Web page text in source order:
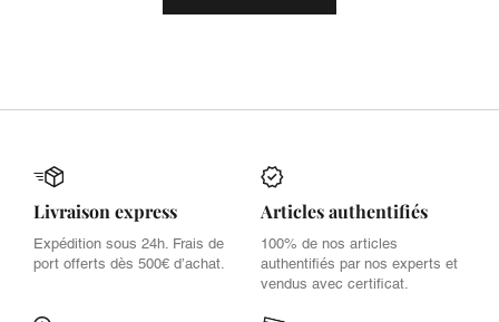
Livraison express
Expédition sous 24h. Frais de
port offerts dès 500€ d’achat.
Articles authentifiés
100% de nos articles
authentifiés par nos experts et
vendus avec certificat.